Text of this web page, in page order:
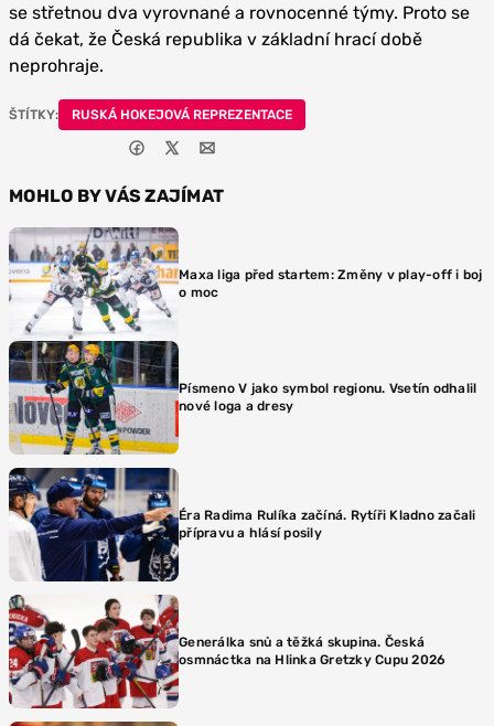
se střetnou dva vyrovnané a rovnocenné týmy. Proto se
dá čekat, že Česká republika v základní hrací době
neprohraje.
ŠTÍTKY: RUSKÁ HOKEJOVÁ REPREZENTACE
MOHLO BY VÁS ZAJÍMAT
Maxa liga před startem: Změny v play-off i boj
o moc
Písmeno V jako symbol regionu. Vsetín odhalil
nové loga a dresy
Éra Radima Rulíka začíná. Rytíři Kladno začali
přípravu a hlásí posily
Generálka snů a těžká skupina. Česká
osmnáctka na Hlinka Gretzky Cupu 2026